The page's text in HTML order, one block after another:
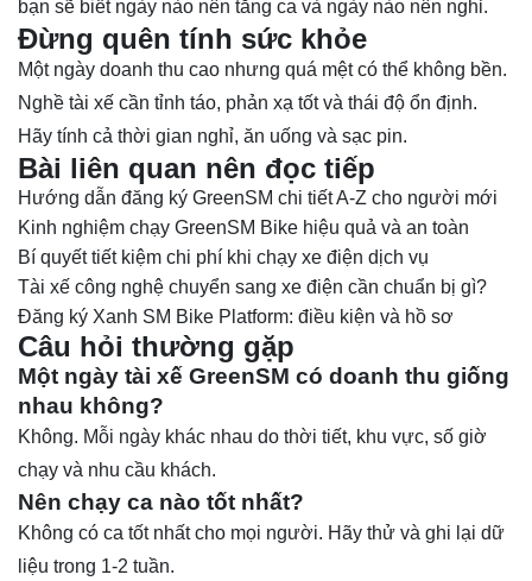
bạn sẽ biết ngày nào nên tăng ca và ngày nào nên nghỉ.
Đừng quên tính sức khỏe
Một ngày doanh thu cao nhưng quá mệt có thể không bền.
Nghề tài xế cần tỉnh táo, phản xạ tốt và thái độ ổn định.
Hãy tính cả thời gian nghỉ, ăn uống và sạc pin.
Bài liên quan nên đọc tiếp
Hướng dẫn đăng ký GreenSM chi tiết A-Z cho người mới
Kinh nghiệm chạy GreenSM Bike hiệu quả và an toàn
Bí quyết tiết kiệm chi phí khi chạy xe điện dịch vụ
Tài xế công nghệ chuyển sang xe điện cần chuẩn bị gì?
Đăng ký Xanh SM Bike Platform: điều kiện và hồ sơ
Câu hỏi thường gặp
Một ngày tài xế GreenSM có doanh thu giống
nhau không?
Không. Mỗi ngày khác nhau do thời tiết, khu vực, số giờ
chạy và nhu cầu khách.
Nên chạy ca nào tốt nhất?
Không có ca tốt nhất cho mọi người. Hãy thử và ghi lại dữ
liệu trong 1-2 tuần.